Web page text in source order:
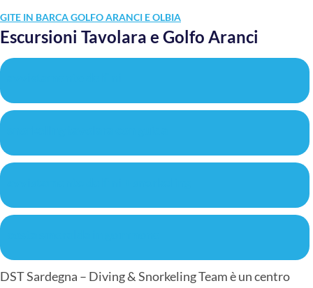
GITE IN BARCA GOLFO ARANCI E OLBIA
Escursioni Tavolara e Golfo Aranci
DST Sardegna – Diving & Snorkeling Team è un centro